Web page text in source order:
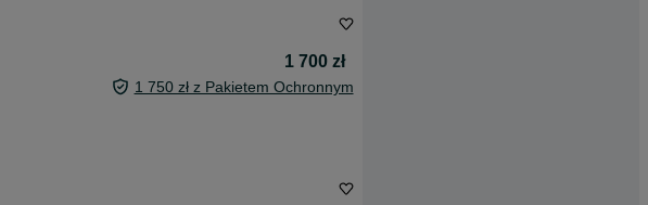
1 700 zł
1 750 zł z Pakietem Ochronnym